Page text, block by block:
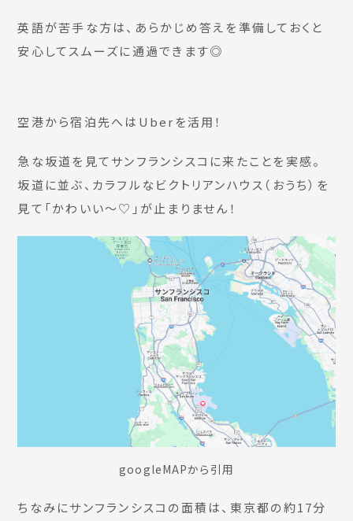
英語が苦手な方は、あらかじめ答えを準備しておくと
安心してスムーズに通過できます◎
空港から宿泊先へはUberを活用！
急な坂道を見てサンフランシスコに来たことを実感。
坂道に並ぶ、カラフルなビクトリアンハウス（おうち）を
見て「かわいい〜♡」が止まりません！
googleMAPから引用
ちなみにサンフランシスコの面積は、東京都の約17分